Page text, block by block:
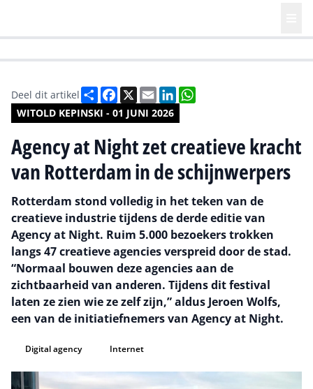
WITOLD KEPINSKI - 01 JUNI 2026
Deel dit artikel DeelFacebook
X EmailLinkedIn
Agency at Night zet creatieve kracht
van Rotterdam in de schijnwerpers
Rotterdam stond volledig in het teken van de
creatieve industrie tijdens de derde editie van
Agency at Night. Ruim 5.000 bezoekers trokken
langs 47 creatieve agencies verspreid door de stad.
“Normaal bouwen deze agencies aan de
zichtbaarheid van anderen. Tijdens dit festival
laten ze zien wie ze zelf zijn,” aldus Jeroen Wolfs,
een van de initiatiefnemers van Agency at Night.
Digital agency Internet